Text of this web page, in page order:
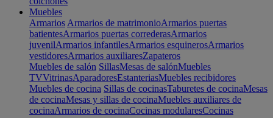
Muebles
Armarios Armarios de matrimonioArmarios puertas
batientesArmarios puertas correderasArmarios
juvenilArmarios infantilesArmarios esquinerosArmarios
vestidoresArmarios auxiliaresZapateros
Muebles de salón SillasMesas de salónMuebles
TVVitrinasAparadoresEstanteriasMuebles recibidores
Muebles de cocina Sillas de cocinasTaburetes de cocinaMesas
de cocinaMesas y sillas de cocinaMuebles auxiliares de
cocinaArmarios de cocinaCocinas modularesCocinas